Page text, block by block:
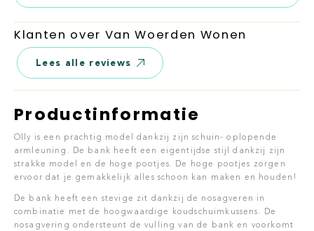
Klanten over Van Woerden Wonen
Lees alle reviews
Productinformatie
Olly is een prachtig model dankzij zijn schuin- oplopende
armleuning. De bank heeft een eigentijdse stijl dankzij zijn
strakke model en de hoge pootjes. De hoge pootjes zorgen
ervoor dat je gemakkelijk alles schoon kan maken en houden!
De bank heeft een stevige zit dankzij de nosagveren in
combinatie met de hoogwaardige koudschuimkussens. De
nosagvering ondersteunt de vulling van de bank en voorkomt